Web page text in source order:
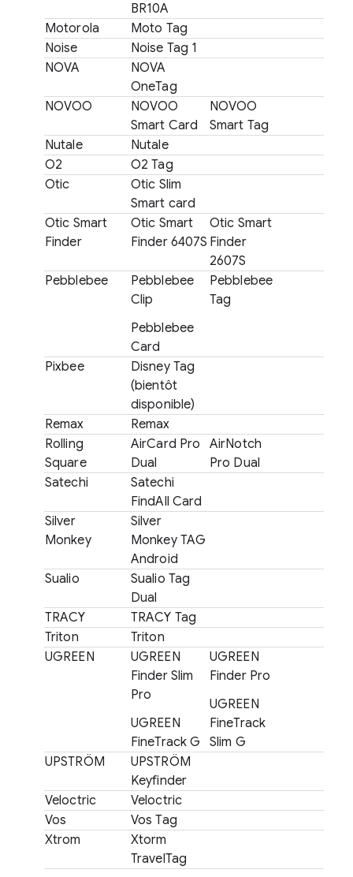
BR10A
Motorola
Moto Tag
Noise
Noise Tag 1
NOVA
NOVA
OneTag
NOVOO
NOVOO
Smart Card
NOVOO
Smart Tag
Nutale
Nutale
O2
O2 Tag
Otic
Otic Slim
Smart card
Otic Smart
Finder
Otic Smart
Finder 6407S
Otic Smart
Finder
2607S
Pebblebee
Pebblebee
Clip
Pebblebee
Card
Pebblebee
Tag
Pixbee
Disney Tag
(bientôt
disponible)
Remax
Remax
Rolling
Square
AirCard Pro
Dual
AirNotch
Pro Dual
Satechi
Satechi
FindAll Card
Silver
Monkey
Silver
Monkey TAG
Android
Sualio
Sualio Tag
Dual
TRACY
TRACY Tag
Triton
Triton
UGREEN
UGREEN
Finder Slim
Pro
UGREEN
FineTrack G
UGREEN
Finder Pro
UGREEN
FineTrack
Slim G
UPSTRÖM
UPSTRÖM
Keyfinder
Veloctric
Veloctric
Vos
Vos Tag
Xtrom
Xtorm
TravelTag